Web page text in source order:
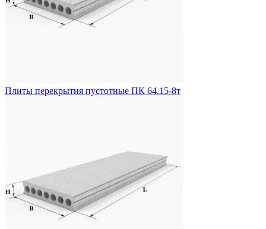
Плиты перекрытия пустотные ПК 64.15-8т